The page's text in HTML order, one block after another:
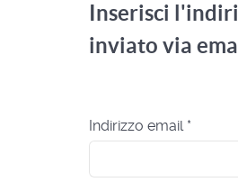
Inserisci
inviato via
Indirizzo email*